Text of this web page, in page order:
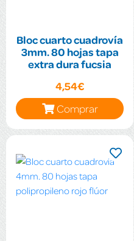
Bloc cuarto cuadrovía
3mm. 80 hojas tapa
extra dura fucsia
4,54€
Comprar